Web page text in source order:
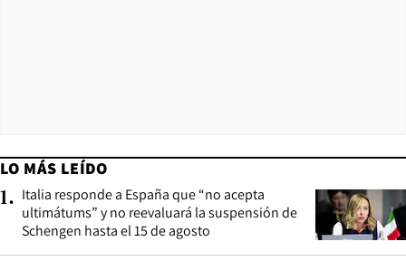
LO MÁS LEÍDO
1. Italia responde a España que “no acepta
ultimátums” y no reevaluará la suspensión de
Schengen hasta el 15 de agosto